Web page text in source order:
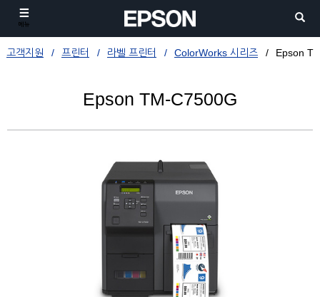
메뉴
고객지원 프린터 라벨 프린터 ColorWorks 시리즈 Epson
Epson TM-C7500G